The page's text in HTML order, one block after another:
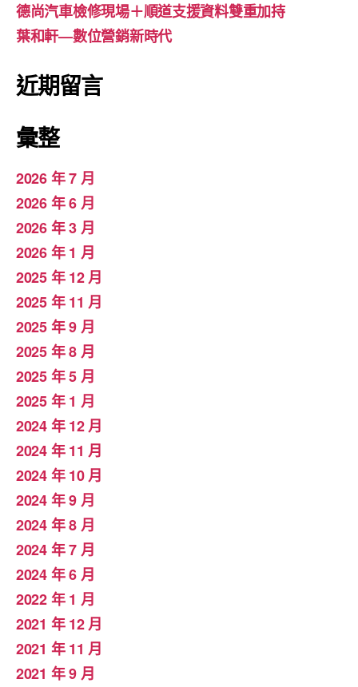
德尚汽車檢修現場＋順道支援資料雙重加持
葉和軒—數位營銷新時代
近期留言
彙整
2026 年 7 月
2026 年 6 月
2026 年 3 月
2026 年 1 月
2025 年 12 月
2025 年 11 月
2025 年 9 月
2025 年 8 月
2025 年 5 月
2025 年 1 月
2024 年 12 月
2024 年 11 月
2024 年 10 月
2024 年 9 月
2024 年 8 月
2024 年 7 月
2024 年 6 月
2022 年 1 月
2021 年 12 月
2021 年 11 月
2021 年 9 月